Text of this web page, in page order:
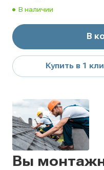
В наличии
В
Купить в 1
Вы